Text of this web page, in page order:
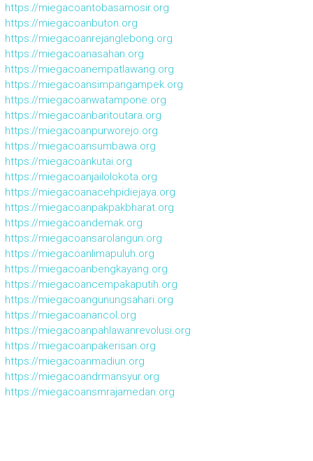
https://miegacoantobasamosir.org
https://miegacoanbuton.org
https://miegacoanrejanglebong.org
https://miegacoanasahan.org
https://miegacoanempatlawang.org
https://miegacoansimpangampek.org
https://miegacoanwatampone.org
https://miegacoanbaritoutara.org
https://miegacoanpurworejo.org
https://miegacoansumbawa.org
https://miegacoankutai.org
https://miegacoanjailolokota.org
https://miegacoanacehpidiejaya.org
https://miegacoanpakpakbharat.org
https://miegacoandemak.org
https://miegacoansarolangun.org
https://miegacoanlimapuluh.org
https://miegacoanbengkayang.org
https://miegacoancempakaputih.org
https://miegacoangunungsahari.org
https://miegacoanancol.org
https://miegacoanpahlawanrevolusi.org
https://miegacoanpakerisan.org
https://miegacoanmadiun.org
https://miegacoandrmansyur.org
https://miegacoansmrajamedan.org